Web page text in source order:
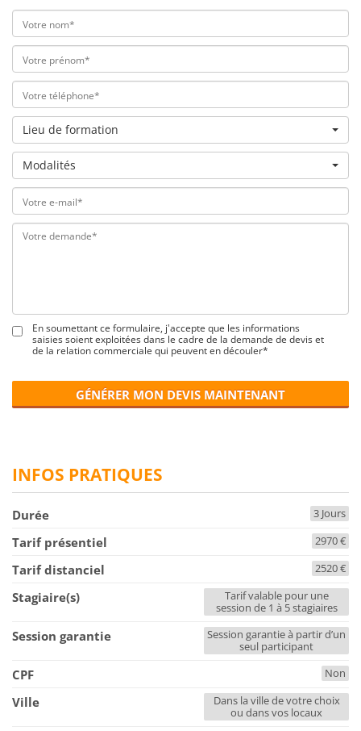
Lieu de formation
Modalités
En soumettant ce formulaire, j'accepte que les informations
saisies soient exploitées dans le cadre de la demande de devis et
de la relation commerciale qui peuvent en découler*
GÉNÉRER MON DEVIS MAINTENANT
INFOS PRATIQUES
Durée 3 Jours
Tarif présentiel 2970 €
Tarif distanciel 2520 €
Stagiaire(s)
Tarif valable pour une
session de 1 à 5 stagiaires
Session garantie
Session garantie à partir d’un
seul participant
CPF Non
Ville
Dans la ville de votre choix
ou dans vos locaux